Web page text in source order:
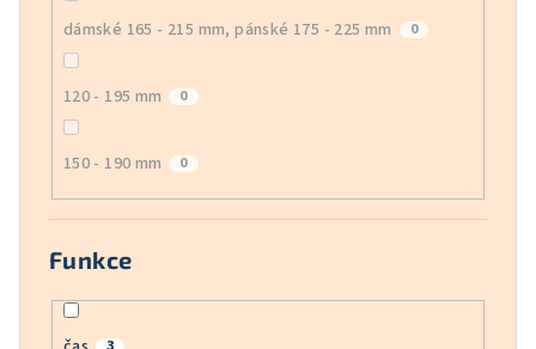
dámské 165 - 215 mm, pánské 175 - 225 mm 0
120 - 195 mm 0
150 - 190 mm 0
Funkce